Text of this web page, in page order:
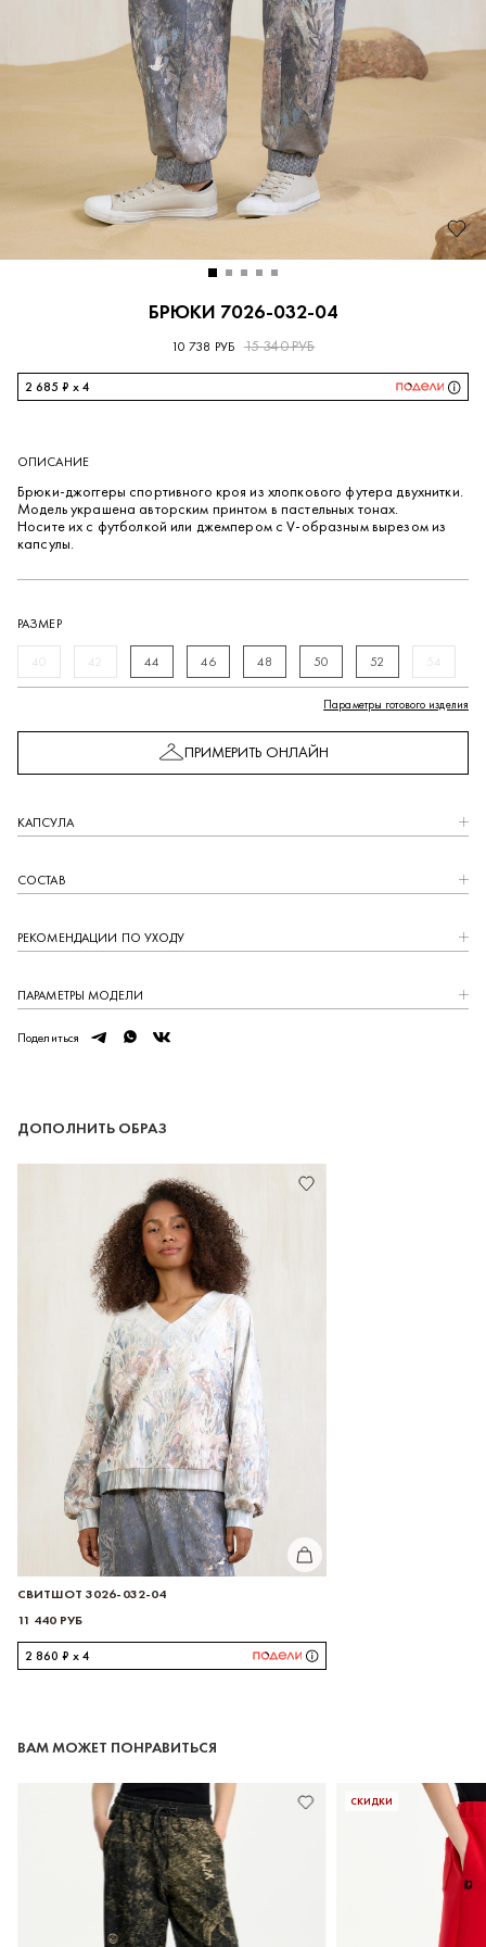
1000 БОНУСОВ ЗА МИНУТУ
Зарегистрируйтесь в нашей программе лояльности
и получите 1000 бонусных баллов на первый заказ.
РЕГИСТРАЦИЯ
БРЮКИ 7026-032-04
10 738 РУБ 15 340 РУБ
2 685 ₽ x 4
ОПИСАНИЕ
Брюки-джоггеры спортивного кроя из хлопкового футера двухнитки.
Модель украшена авторским принтом в пастельных тонах.
Носите их с футболкой или джемпером с V-образным вырезом из
капсулы.
РАЗМЕР
40 42 44 46 48 50 52 54
Параметры готового изделия
ПРИМЕРИТЬ ОНЛАЙН
КАПCУЛА
СОСТАВ
РЕКОМЕНДАЦИИ ПО УХОДУ
ПАРАМЕТРЫ МОДЕЛИ
Поделиться telegramwhatsapp
vk
ДОПОЛНИТЬ ОБРАЗ
КУПИТЬ
СВИТШОТ 3026-032-04
11 440 РУБ
2 860 ₽ x 4
ВАМ МОЖЕТ ПОНРАВИТЬСЯ